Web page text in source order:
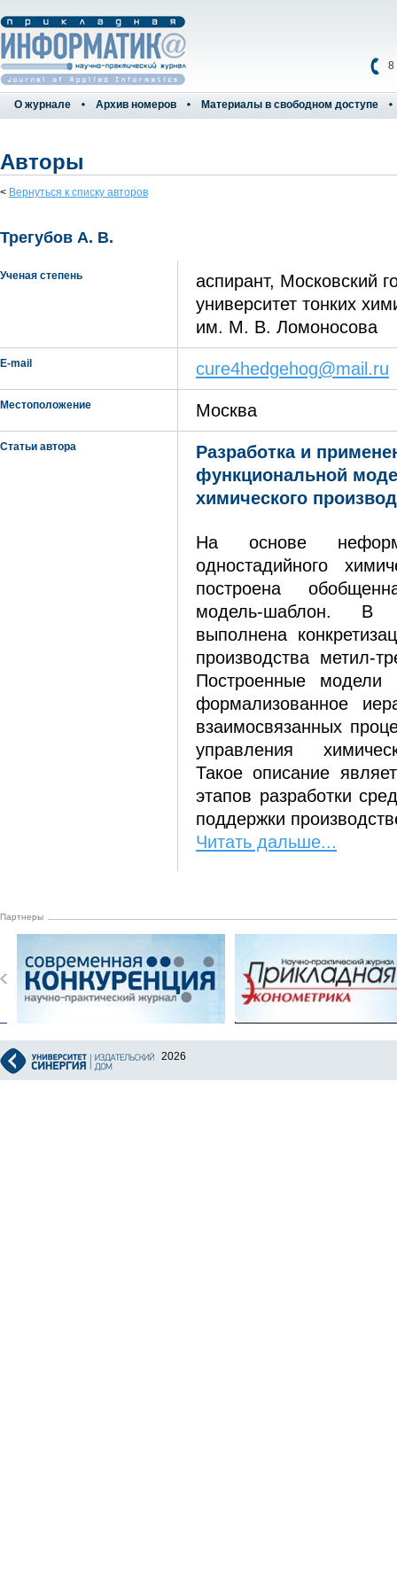
8
О журнале Архив номеров Материалы в свободном доступе
Авторы
< Вернуться к списку авторов
Трегубов А. В.
Ученая степень
аспирант, Московский
университет тонких
им. М. В. Ломоносова
E-mail cure4hedgehog@mail.ru
Местоположение Москва
Статьи автора
Разработка и
функциональной
химического
На основе
одностадийного
построена
модель-шаблон. В
выполнена
производства метил-
Построенные модели
формализованное
взаимосвязанных
управления
Такое описание
этапов разработки
поддержки
Читать дальше...
Партнеры
2026